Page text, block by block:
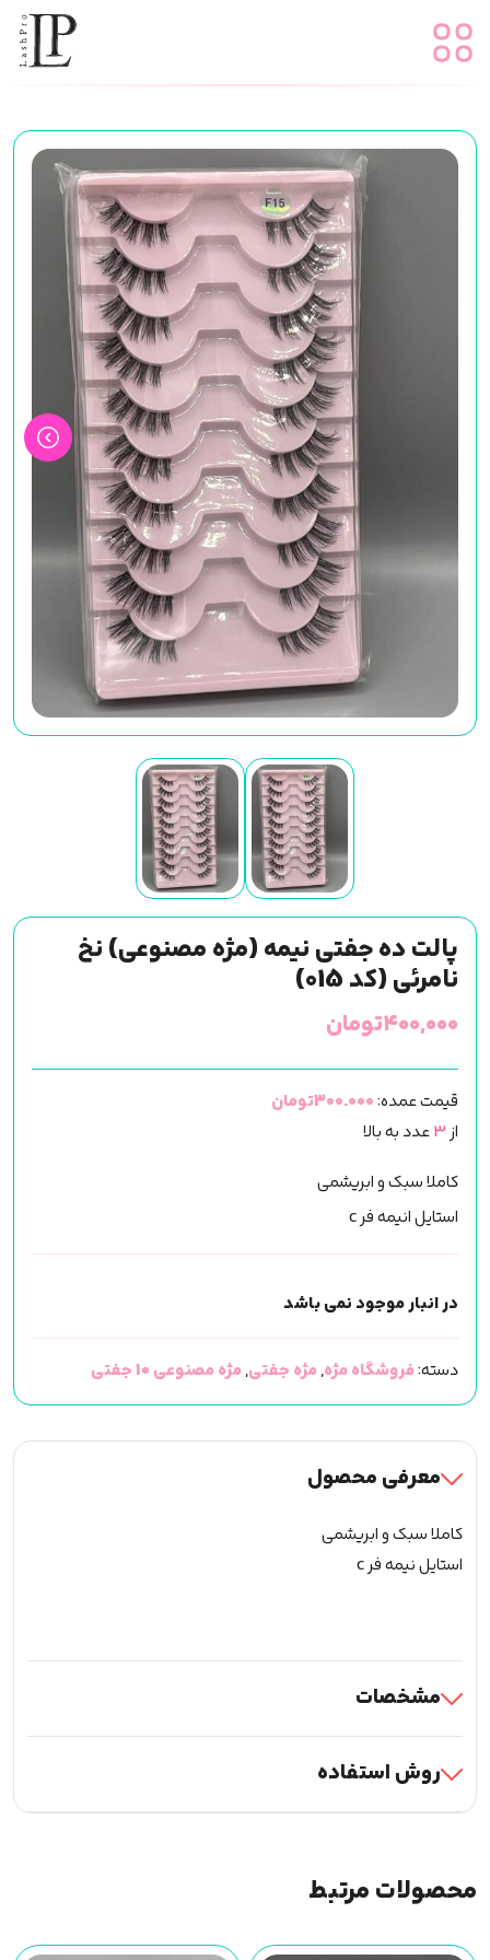
پالت ده جفتی نیمه (مژه مصنوعی) نخ
نامرئی (کد 015)
۴۰۰,۰۰۰تومان
قیمت عمده:300.000تومان
از3عدد به بالا
کاملا سبک و ابریشمی
استایل انیمه فر c
در انبار موجود نمی باشد
دسته:فروشگاه مژه,مژه جفتی,مژه مصنوعی 10 جفتی
معرفی محصول
کاملا سبک و ابریشمی
استایل نیمه فر c
مشخصات
روش استفاده
محصولات مرتبط